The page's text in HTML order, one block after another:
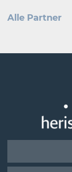
Alle Partner